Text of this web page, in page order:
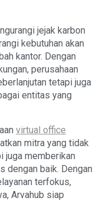
jejak karbon
kebutuhan akan
kantor. Dengan
perusahaan
tetapi juga
entitas yang
virtual office
mitra yang tidak
juga memberikan
dengan baik. Dengan
terfokus,
Arvahub siap